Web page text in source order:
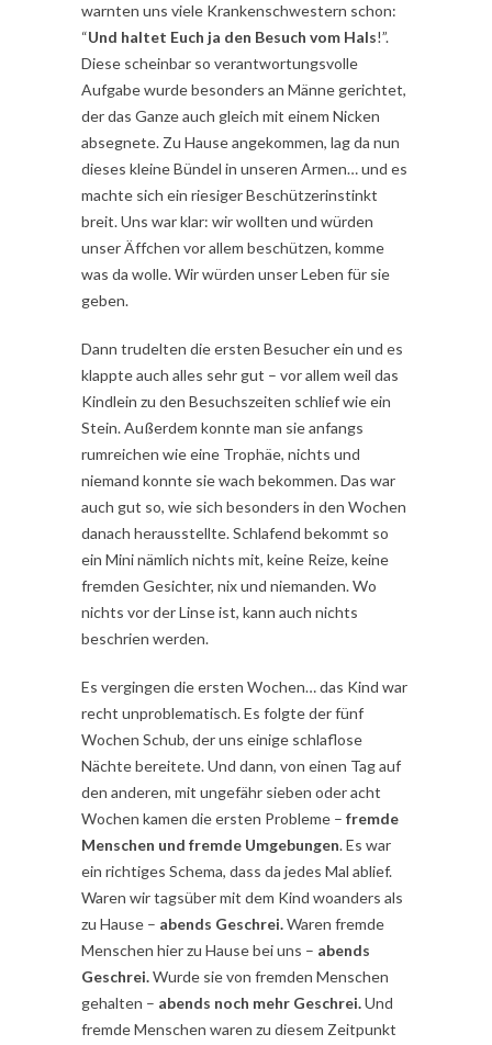
warnten uns viele Krankenschwestern schon:
“Und haltet Euch ja den Besuch vom Hals!”.
Diese scheinbar so verantwortungsvolle
Aufgabe wurde besonders an Männe gerichtet,
der das Ganze auch gleich mit einem Nicken
absegnete. Zu Hause angekommen, lag da nun
dieses kleine Bündel in unseren Armen… und es
machte sich ein riesiger Beschützerinstinkt
breit. Uns war klar: wir wollten und würden
unser Äffchen vor allem beschützen, komme
was da wolle. Wir würden unser Leben für sie
geben.
Dann trudelten die ersten Besucher ein und es
klappte auch alles sehr gut – vor allem weil das
Kindlein zu den Besuchszeiten schlief wie ein
Stein. Außerdem konnte man sie anfangs
rumreichen wie eine Trophäe, nichts und
niemand konnte sie wach bekommen. Das war
auch gut so, wie sich besonders in den Wochen
danach herausstellte. Schlafend bekommt so
ein Mini nämlich nichts mit, keine Reize, keine
fremden Gesichter, nix und niemanden. Wo
nichts vor der Linse ist, kann auch nichts
beschrien werden.
Es vergingen die ersten Wochen… das Kind war
recht unproblematisch. Es folgte der fünf
Wochen Schub, der uns einige schlaflose
Nächte bereitete. Und dann, von einen Tag auf
den anderen, mit ungefähr sieben oder acht
Wochen kamen die ersten Probleme – fremde
Menschen und fremde Umgebungen. Es war
ein richtiges Schema, dass da jedes Mal ablief.
Waren wir tagsüber mit dem Kind woanders als
zu Hause – abends Geschrei.Waren fremde
Menschen hier zu Hause bei uns – abends
Geschrei.Wurde sie von fremden Menschen
gehalten – abends noch mehr Geschrei.Und
fremde Menschen waren zu diesem Zeitpunkt